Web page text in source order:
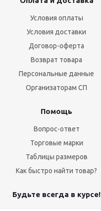
Условия оплаты
Условия доставки
Договор-оферта
Возврат товара
Персональные данные
Организаторам СП
Помощь
Вопрос-ответ
Торговые марки
Таблицы размеров
Как быстро найти товар?
Будьте всегда в курсе!